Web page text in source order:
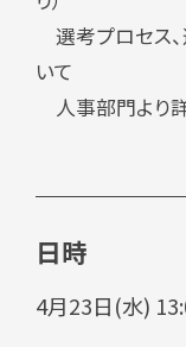
選考プロセス
いて
人事部門より
日時
4月23日(水)